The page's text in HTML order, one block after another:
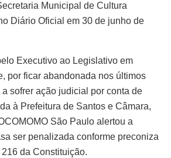
Municipal de Cultura
Diário Oficial em 30 de junho de
Executivo ao Legislativo em
por ficar abandonada nos últimos
sofrer ação judicial por conta de
à Prefeitura de Santos e Câmara,
São Paulo alertou a
ser penalizada conforme preconiza
da Constituição.